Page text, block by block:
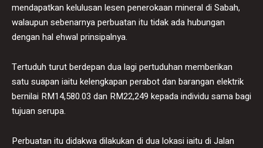
mendapatkan kelulusan lesen penerokaan mineral di Sabah,
walaupun sebenarnya perbuatan itu tidak ada hubungan
dengan hal ehwal prinsipalnya.
Tertuduh turut berdepan dua lagi pertuduhan memberikan
satu suapan iaitu kelengkapan perabot dan barangan elektrik
bernilai RM14,580.03 dan RM22,249 kepada individu sama bagi
tujuan serupa.
Perbuatan itu didakwa dilakukan di dua lokasi iaitu di Jalan